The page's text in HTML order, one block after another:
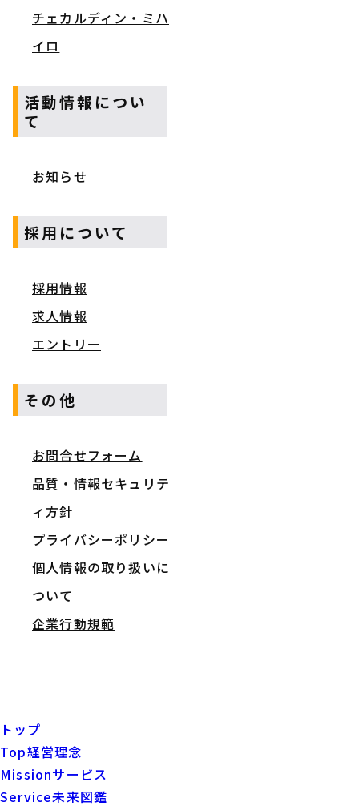
チェカルディン・ミハ
イロ
活動情報につい
て
お知らせ
採用について
採用情報
求人情報
エントリー
その他
お問合せフォーム
品質・情報セキュリテ
ィ方針
プライバシーポリシー
個人情報の取り扱いに
ついて
企業行動規範
トップ
Top経営理念
Missionサービス
Service未来図鑑